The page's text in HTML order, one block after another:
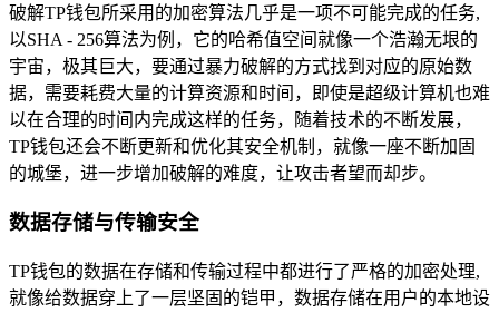
破解TP钱包所采用的加密算法几乎是一项不可能完成的任务,
以SHA - 256算法为例，它的哈希值空间就像一个浩瀚无垠的
宇宙，极其巨大，要通过暴力破解的方式找到对应的原始数
据，需要耗费大量的计算资源和时间，即使是超级计算机也难
以在合理的时间内完成这样的任务，随着技术的不断发展，
TP钱包还会不断更新和优化其安全机制，就像一座不断加固
的城堡，进一步增加破解的难度，让攻击者望而却步。
数据存储与传输安全
TP钱包的数据在存储和传输过程中都进行了严格的加密处理,
就像给数据穿上了一层坚固的铠甲，数据存储在用户的本地设